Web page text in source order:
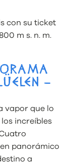
con su ticket
m s. n. m.
–
vapor que lo
los increíbles
panorámico
a